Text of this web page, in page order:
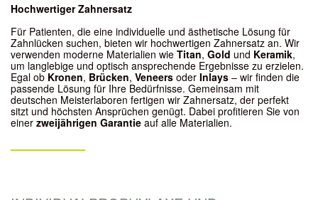
Hochwertiger Zahnersatz
Für Patienten, die eine individuelle und ästhetische Lösung für
Zahnlücken suchen, bieten wir hochwertigen Zahnersatz an. Wir
verwenden moderne Materialien wie Titan, Gold und Keramik,
um langlebige und optisch ansprechende Ergebnisse zu erzielen.
Egal ob Kronen, Brücken, Veneers oder Inlays – wir finden die
passende Lösung für Ihre Bedürfnisse. Gemeinsam mit
deutschen Meisterlaboren fertigen wir Zahnersatz, der perfekt
sitzt und höchsten Ansprüchen genügt. Dabei profitieren Sie von
einer zweijährigen Garantie auf alle Materialien.